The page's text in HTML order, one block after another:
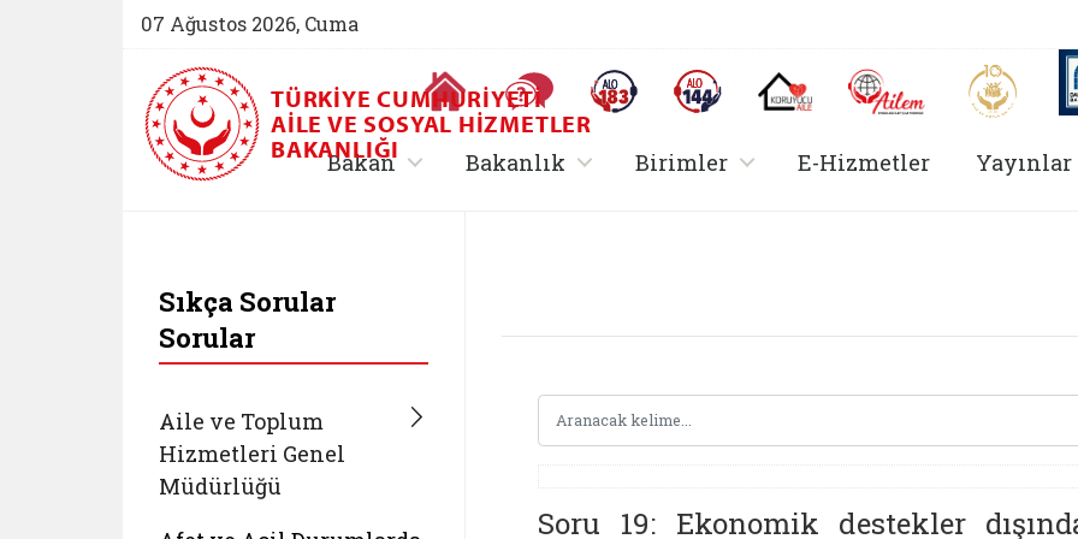
07 Ağustos 2026, Cuma
Ana Sayfa Sıkça Sorulan SorularAlo 183 (yeni sekmede açılır)Alo 144 (yeni sekmede açılır)Koruyucu Aile (yeni sekmede açılır)
AİLEM İletişim Aile ve
TÜRKIYE CUMHURIYETI
AILE VE SOSYAL HIZMETLER
BAKANLIĞI
Bakan, alt menü içerir
Bakanlık , alt menü içerir
Birimler, alt menü içerir
E-Hizmetler Yayınlar
Sıkça Sorular
Sorular
Aile ve Toplum
Hizmetleri Genel
Müdürlüğü
Soru 19: Ekonomik destekler